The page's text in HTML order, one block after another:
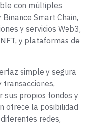
con múltiples
Smart Chain,
y servicios Web3,
y plataformas de
simple y segura
transacciones,
sus propios fondos y
ofrece la posibilidad
redes,